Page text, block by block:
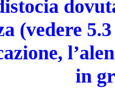
(vedere
in